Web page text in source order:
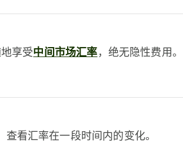
享受中间市场汇率，绝无隐性费用。
看汇率在一段时间内的变化。